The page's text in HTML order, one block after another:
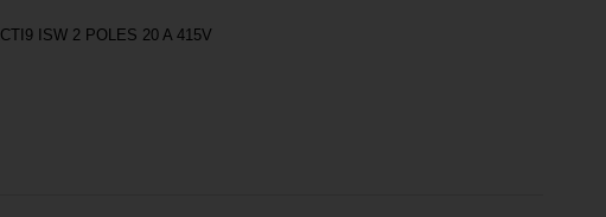
ISW 2 POLES 20 A 415V